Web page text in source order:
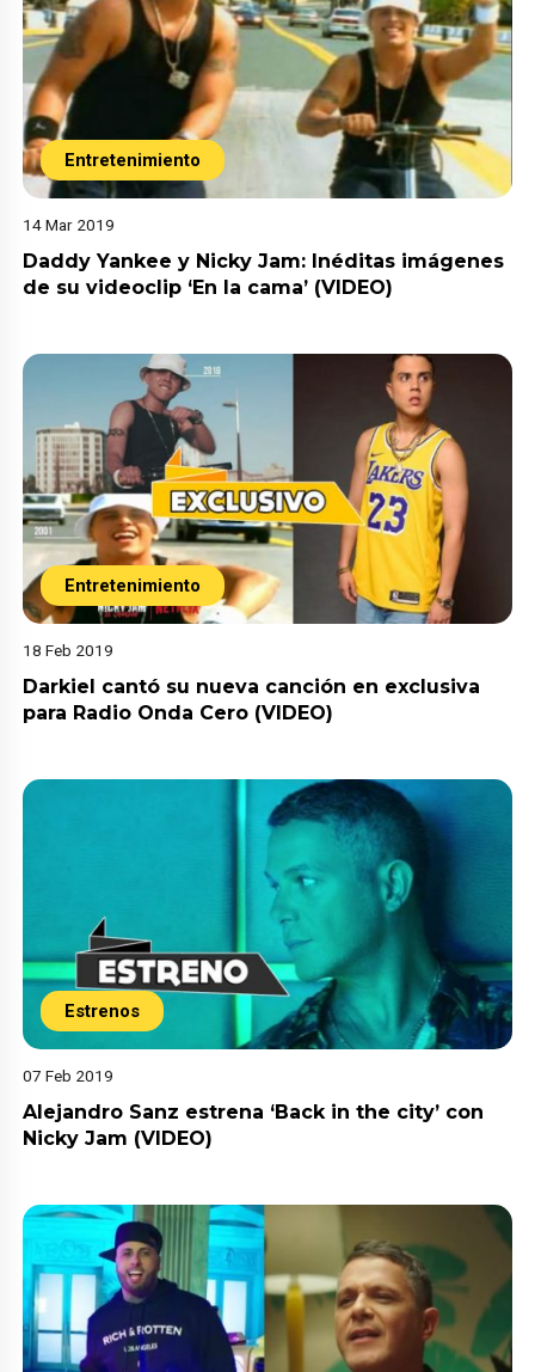
Entretenimiento
14 Mar 2019
Daddy Yankee y Nicky Jam: Inéditas imágenes
de su videoclip ‘En la cama’ (VIDEO)
Entretenimiento
18 Feb 2019
Darkiel cantó su nueva canción en exclusiva
para Radio Onda Cero (VIDEO)
Estrenos
07 Feb 2019
Alejandro Sanz estrena ‘Back in the city’ con
Nicky Jam (VIDEO)